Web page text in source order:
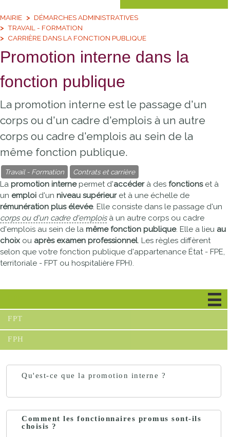
MAIRIE
DÉMARCHES ADMINISTRATIVES
TRAVAIL - FORMATION
CARRIÈRE DANS LA FONCTION PUBLIQUE
Promotion interne dans la
fonction publique
La promotion interne est le passage d'un
corps ou d'un cadre d'emplois à un autre
corps ou cadre d'emplois au sein de la
même fonction publique.
Travail - Formation Contrats et carrière
La promotion internepermet d'accéderà des fonctionset à
un emploi d'un niveau supérieur et à une échelle de
rémunération plus élevée. Elle consiste dans le passage d'un
corps ou d'un cadre d'emploisà un autre corps ou cadre
d'emplois au sein de la même fonction publique. Elle a lieu au
choix ou après examen professionnel. Les règles diffèrent
selon que votre fonction publique d'appartenance État - FPE,
territoriale - FPT ou hospitalière FPH).
FPT
FPH
Qu'est-ce que la promotion interne ?
Comment les fonctionnaires promus sont-ils
choisis ?